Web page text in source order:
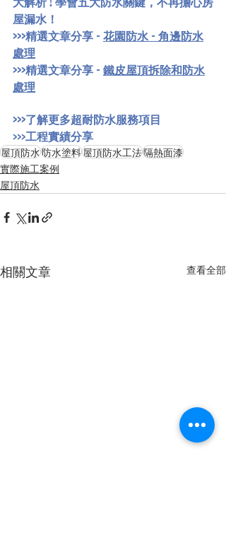
屋漏水！
>>>精選文章分享 - 花園防水 - 角邊防水
處理
>>>精選文章分享 - 鐵皮屋頂拆除和防水
處理
>>>了解更多超耐防水服務項目
>>>工程實績分享
屋頂防水防水塗料屋頂防水工法隔熱面漆
實際施工案例
屋頂防水
相關文章 查看全部